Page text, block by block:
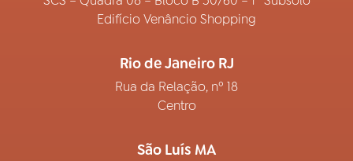
Edifício Venâncio Shopping
Rio de Janeiro RJ
Rua da Relação, nº 18
Centro
São Luís MA